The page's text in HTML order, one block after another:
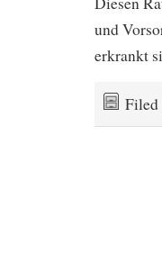
und
erkrankt
Filed